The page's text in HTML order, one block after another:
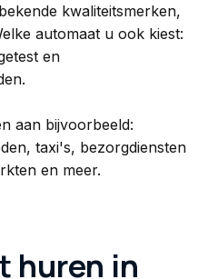
kwaliteitsmerken,
automaat u ook kiest:
en
aan bijvoorbeeld:
taxi's, bezorgdiensten
en meer.
huren in